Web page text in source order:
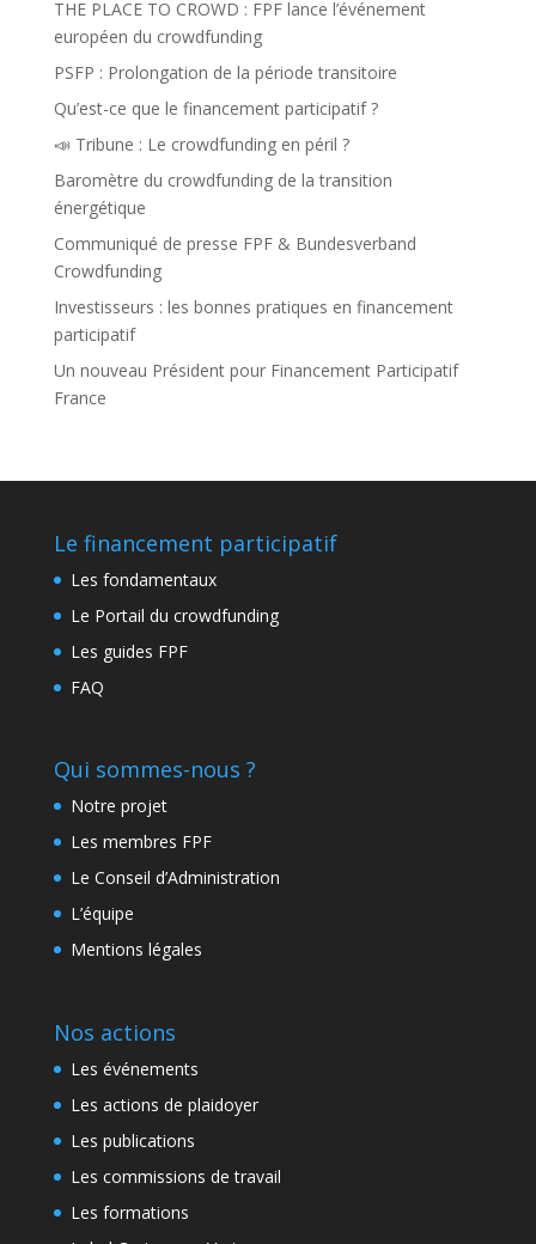
THE PLACE TO CROWD : FPF lance l’événement
européen du crowdfunding
PSFP : Prolongation de la période transitoire
Qu’est-ce que le financement participatif ?
📣 Tribune : Le crowdfunding en péril ?
Baromètre du crowdfunding de la transition
énergétique
Communiqué de presse FPF & Bundesverband
Crowdfunding
Investisseurs : les bonnes pratiques en financement
participatif
Un nouveau Président pour Financement Participatif
France
Le financement participatif
Les fondamentaux
Le Portail du crowdfunding
Les guides FPF
FAQ
Qui sommes-nous ?
Notre projet
Les membres FPF
Le Conseil d’Administration
L’équipe
Mentions légales
Nos actions
Les événements
Les actions de plaidoyer
Les publications
Les commissions de travail
Les formations